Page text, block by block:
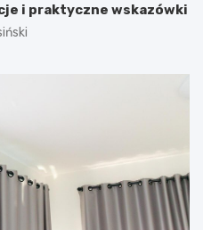
i praktyczne wskazówki